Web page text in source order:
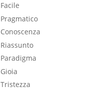
Facile
Pragmatico
Conoscenza
Riassunto
Paradigma
Gioia
Tristezza